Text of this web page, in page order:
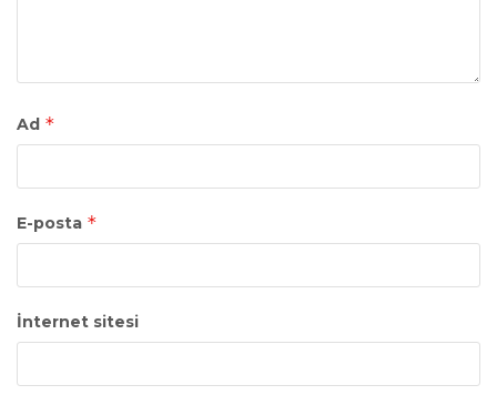
Ad *
E-posta *
İnternet sitesi